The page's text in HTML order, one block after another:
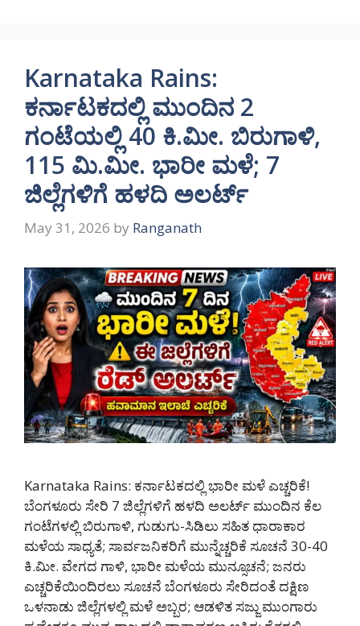
Karnataka Rains:
ಕರ್ನಾಟಕದಲ್ಲಿ ಮುಂದಿನ 2
ಗಂಟೆಯಲ್ಲಿ 40 ಕಿ.ಮೀ. ಬಿರುಗಾಳಿ,
115 ಮಿ.ಮೀ. ಭಾರೀ ಮಳೆ; 7
ಜಿಲ್ಲೆಗಳಿಗೆ ಹಳದಿ ಅಲರ್ಟ್
May 31, 2026 by Ranganath
Karnataka Rains: ಕರ್ನಾಟಕದಲ್ಲಿ ಭಾರೀ ಮಳೆ ಎಚ್ಚರಿಕೆ!
ಬೆಂಗಳೂರು ಸೇರಿ 7 ಜಿಲ್ಲೆಗಳಿಗೆ ಹಳದಿ ಅಲರ್ಟ್ ಮುಂದಿನ ಕೆಲ
ಗಂಟೆಗಳಲ್ಲಿ ಬಿರುಗಾಳಿ, ಗುಡುಗು-ಸಿಡಿಲು ಸಹಿತ ಧಾರಾಕಾರ
ಮಳೆಯ ಸಾಧ್ಯತೆ; ಸಾರ್ವಜನಿಕರಿಗೆ ಮುನ್ನೆಚ್ಚರಿಕೆ ಸೂಚನೆ 30-40
ಕಿ.ಮೀ. ವೇಗದ ಗಾಳಿ, ಭಾರೀ ಮಳೆಯ ಮುನ್ಸೂಚನೆ; ಜನರು
ಎಚ್ಚರಿಕೆಯಿಂದಿರಲು ಸೂಚನೆ ಬೆಂಗಳೂರು ಸೇರಿದಂತೆ ದಕ್ಷಿಣ
ಒಳನಾಡು ಜಿಲ್ಲೆಗಳಲ್ಲಿ ಮಳೆ ಅಬ್ಬರ; ಆಡಳಿತ ಸಜ್ಜು ಮುಂಗಾರು